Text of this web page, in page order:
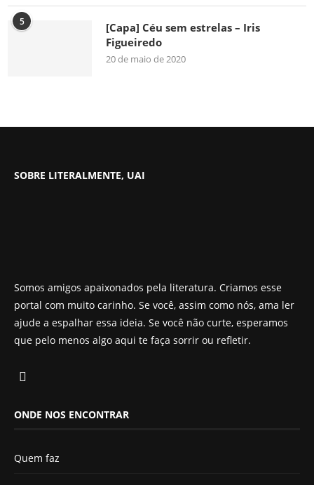
5
[Capa] Céu sem estrelas – Iris
Figueiredo
20 de maio de 2020
SOBRE LITERALMENTE, UAI
Somos amigos apaixonados pela literatura. Criamos esse
portal com muito carinho. Se você, assim como nós, ama ler
ajude a espalhar essa ideia. Se você não curte, esperamos
que pelo menos algo aqui te faça sorrir ou refletir.
ONDE NOS ENCONTRAR
Quem faz